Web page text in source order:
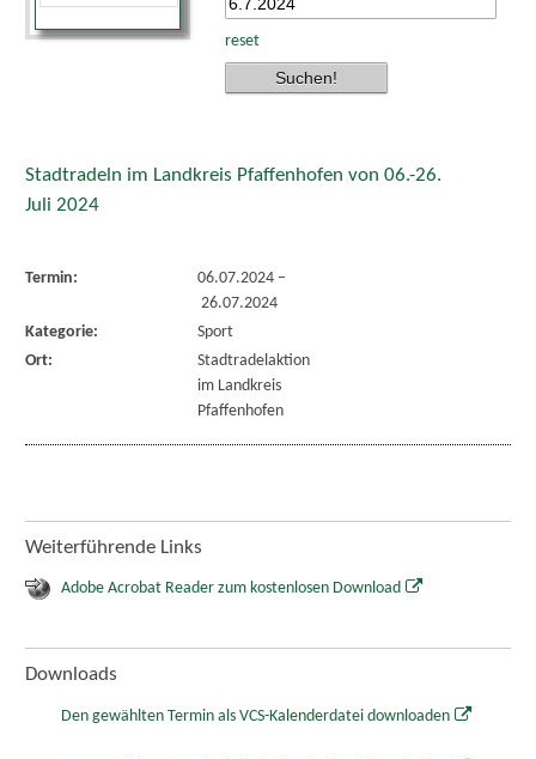
reset
Stadtradeln im Landkreis Pfaffenhofen von 06.-26.
Juli 2024
Termin: 06.07.2024–
26.07.2024
Kategorie:
Sport
Ort:
Stadtradelaktion
im Landkreis
Pfaffenhofen
Weiterführende Links
Adobe Acrobat Reader zum kostenlosen Download
Downloads
Den gewählten Termin als VCS-Kalenderdatei downloaden